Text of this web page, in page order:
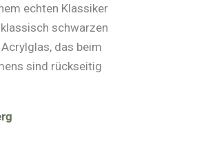
echten Klassiker
schwarzen
das beim
sind rückseitig